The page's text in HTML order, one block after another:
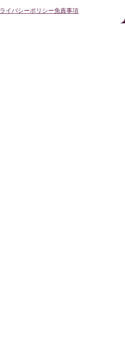
イバシーポリシー免責事項
覧になっている方の参考のために、
談はこちらから